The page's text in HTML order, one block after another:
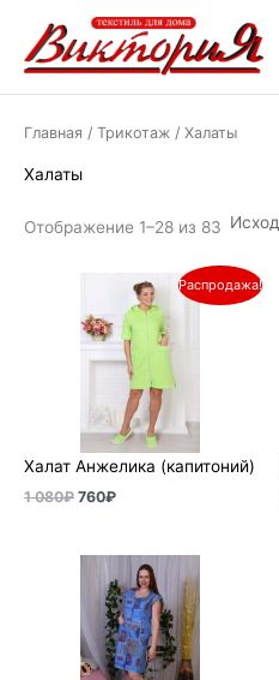
содержимому
Главная / Трикотаж / Халаты
Халаты
Отображение 1–28 из 83
Распродажа!
Халат Анжелика (капитоний)
1 080₽
Первоначальная
составляла
080₽.
760₽
Текущая
цена:
760₽.